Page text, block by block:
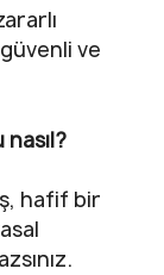
ve
hafif bir